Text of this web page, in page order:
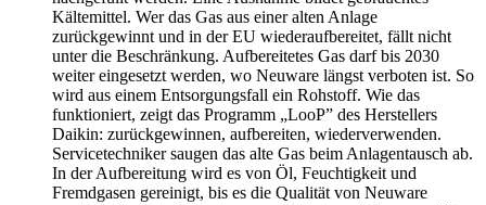
Kältemittel. Wer das Gas aus einer alten Anlage
zurückgewinnt und in der EU wiederaufbereitet, fällt nicht
unter die Beschränkung. Aufbereitetes Gas darf bis 2030
weiter eingesetzt werden, wo Neuware längst verboten ist. So
wird aus einem Entsorgungsfall ein Rohstoff. Wie das
funktioniert, zeigt das Programm „LooP” des Herstellers
Daikin: zurückgewinnen, aufbereiten, wiederverwenden.
Servicetechniker saugen das alte Gas beim Anlagentausch ab.
In der Aufbereitung wird es von Öl, Feuchtigkeit und
Fremdgasen gereinigt, bis es die Qualität von Neuware